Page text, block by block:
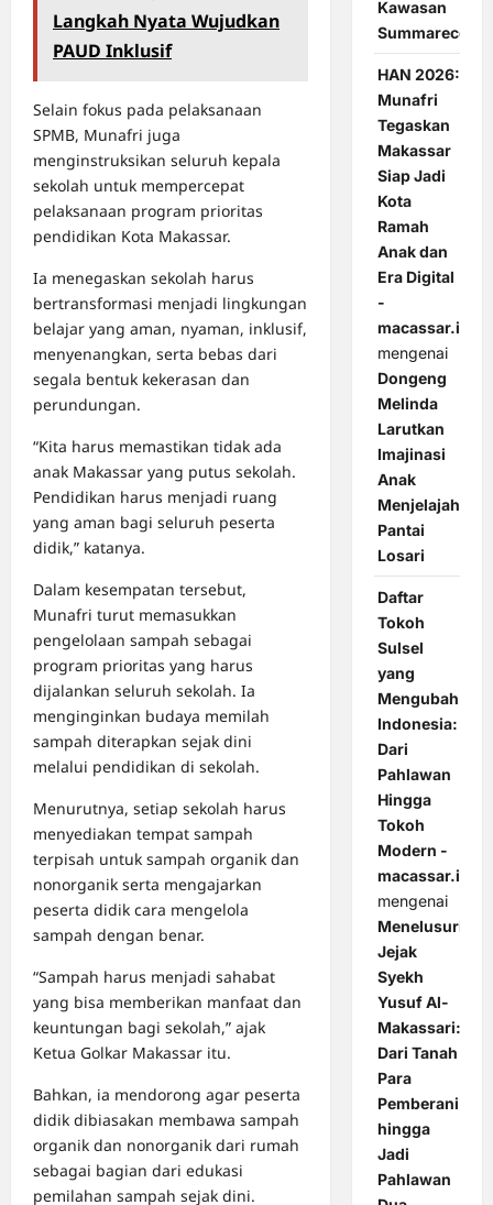
Langkah Nyata Wujudkan
PAUD Inklusif
Selain fokus pada pelaksanaan
SPMB, Munafri juga
menginstruksikan seluruh kepala
sekolah untuk mempercepat
pelaksanaan program prioritas
pendidikan Kota Makassar.
Ia menegaskan sekolah harus
bertransformasi menjadi lingkungan
belajar yang aman, nyaman, inklusif,
menyenangkan, serta bebas dari
segala bentuk kekerasan dan
perundungan.
“Kita harus memastikan tidak ada
anak Makassar yang putus sekolah.
Pendidikan harus menjadi ruang
yang aman bagi seluruh peserta
didik,” katanya.
Dalam kesempatan tersebut,
Munafri turut memasukkan
pengelolaan sampah sebagai
program prioritas yang harus
dijalankan seluruh sekolah. Ia
menginginkan budaya memilah
sampah diterapkan sejak dini
melalui pendidikan di sekolah.
Menurutnya, setiap sekolah harus
menyediakan tempat sampah
terpisah untuk sampah organik dan
nonorganik serta mengajarkan
peserta didik cara mengelola
sampah dengan benar.
“Sampah harus menjadi sahabat
yang bisa memberikan manfaat dan
keuntungan bagi sekolah,” ajak
Ketua Golkar Makassar itu.
Bahkan, ia mendorong agar peserta
didik dibiasakan membawa sampah
organik dan nonorganik dari rumah
sebagai bagian dari edukasi
pemilahan sampah sejak dini.
Kawasan
Summarecon
HAN 2026:
Munafri
Tegaskan
Makassar
Siap Jadi
Kota
Ramah
Anak dan
Era Digital
-
macassar.id
mengenai
Dongeng
Melinda
Larutkan
Imajinasi
Anak
Menjelajah
Pantai
Losari
Daftar
Tokoh
Sulsel
yang
Mengubah
Indonesia:
Dari
Pahlawan
Hingga
Tokoh
Modern -
macassar.id
mengenai
Menelusuri
Jejak
Syekh
Yusuf Al-
Makassari:
Dari Tanah
Para
Pemberani
hingga
Jadi
Pahlawan